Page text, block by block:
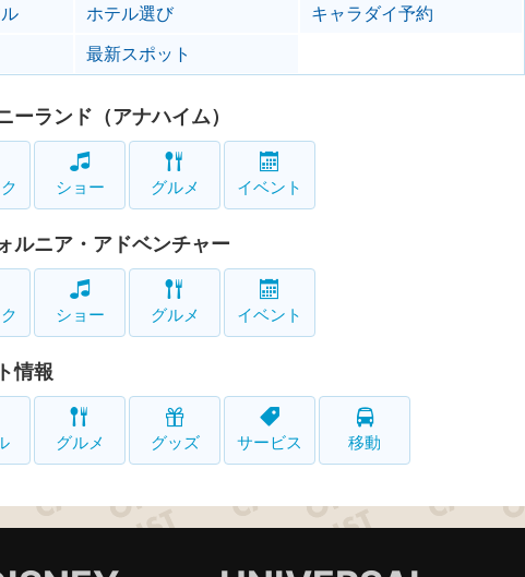
ホテル選び
キャラダイ予約
最新スポット
ーランド（アナハイム）
ショー グルメ イベント
ルニア・アドベンチャー
ショー グルメ イベント
情報
グルメ グッズ サービス 移動